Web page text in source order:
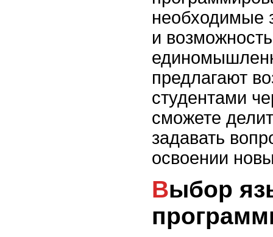
необходимые
и
предлагают
студентами
сможете
задавать
освоении
Выбор языка